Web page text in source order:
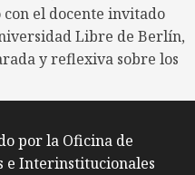
el docente invitado
Libre de Berlín,
y reflexiva sobre los
por la Oficina de
e Interinstitucionales